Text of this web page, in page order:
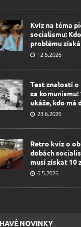
Kvíz na téma
socialismu:
problému
12.5.2026
Test znalostí
za
ukáže, kdo má
23.6.2026
Retro kvíz o
dobách
musí získat 10
6.5.2026
NOVINKY